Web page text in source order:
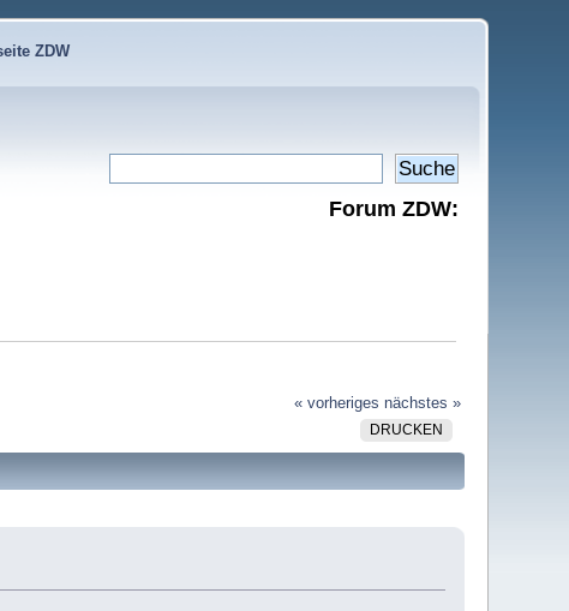
ZDW
Forum ZDW:
« vorheriges nächstes »
DRUCKEN